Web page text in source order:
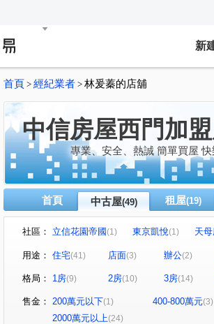
新
首頁 > 經紀業者 > 林爰蓁的店舖
中信房屋西門加
專業、安全、熱誠 簡單買屋
首頁 中古屋(49) 租屋(19)
社區： 立信花園帝國(1) 東京凱悅(1) 天
國光社區 東湖生活
龍山一品大樓 (1) 新外灘6-立信帝國
潤泰萬花園(1) 台大御園(1) 西園路
華江一路(3) 興義街
用途： 住宅(41) 店面(3) 辦公(2)
格局： 1房(9) 2房(10) 3房(14)
售金： 200萬元以下(1) 400-800萬元(3)
2000萬元以上(24)